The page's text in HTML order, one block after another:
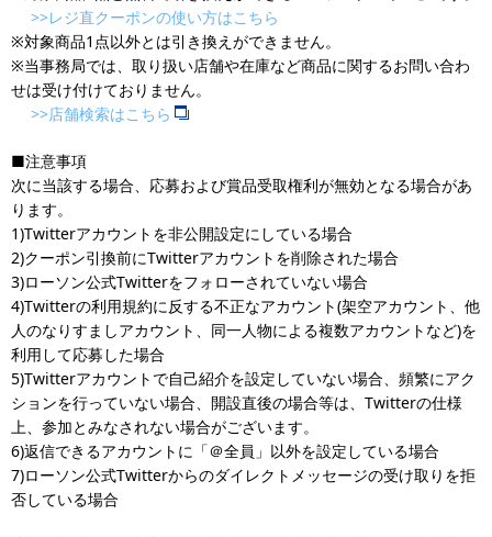
>>レジ直クーポンの使い方はこちら
※対象商品1点以外とは引き換えができません。
※当事務局では、取り扱い店舗や在庫など商品に関するお問い合わ
せは受け付けておりません。
>>店舗検索はこちら
■注意事項
次に当該する場合、応募および賞品受取権利が無効となる場合があ
ります。
1)Twitterアカウントを非公開設定にしている場合
2)クーポン引換前にTwitterアカウントを削除された場合
3)ローソン公式Twitterをフォローされていない場合
4)Twitterの利用規約に反する不正なアカウント(架空アカウント、他
人のなりすましアカウント、同一人物による複数アカウントなど)を
利用して応募した場合
5)Twitterアカウントで自己紹介を設定していない場合、頻繁にアク
ションを行っていない場合、開設直後の場合等は、Twitterの仕様
上、参加とみなされない場合がございます。
6)返信できるアカウントに「＠全員」以外を設定している場合
7)ローソン公式Twitterからのダイレクトメッセージの受け取りを拒
否している場合